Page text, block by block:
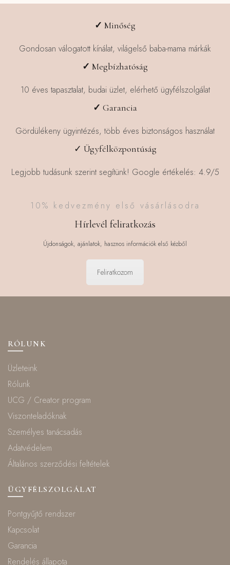
✓ Minőség
Gondosan válogatott kínálat, világelső baba-mama márkák
✓ Megbízhatóság
10 éves tapasztalat, budai üzlet, elérhető ügyfélszolgálat
✓ Garancia
Gördülékeny ügyintézés, több éves biztonságos használat
✓ Ügyfélközpontúság
Legjobb tudásunk szerint segítünk! Google értékelés: 4.9/5
10% kedvezmény első vásárlásodra
Hírlevél feliratkozás
Újdonságok, ajánlatok, hasznos információk első kézből
Feliratkozom
RÓLUNK
Üzleteink
Rólunk
UCG / Creator program
Viszonteladóknak
Személyes tanácsadás
Adatvédelem
Általános szerződési feltételek
ÜGYFÉLSZOLGÁLAT
Pontgyűjtő rendszer
Kapcsolat
Garancia
Rendelés állapota